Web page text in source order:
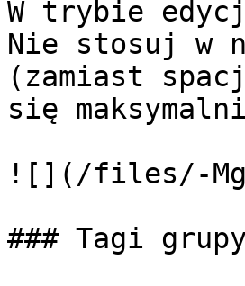
W trybie
Nie stosuj w
(zamiast
się
![](/files/-
### Tagi grupy